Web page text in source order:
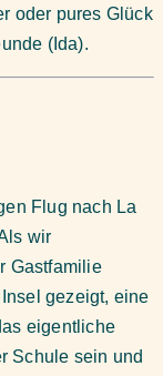
oder pures Glück
(Ida).
Flug nach La
wir
Gastfamilie
gezeigt, eine
eigentliche
Schule sein und